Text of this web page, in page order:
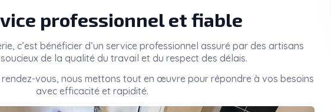
professionnel et fiable
, c’est bénéficier d’un service professionnel assuré par des artisans
de la qualité du travail et du respect des délais.
rendez-vous, nous mettons tout en œuvre pour répondre à vos besoins
avec efficacité et rapidité.